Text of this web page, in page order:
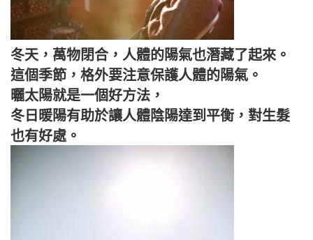
冬天，萬物閉合，人體的陽氣也潛藏了起來。
這個季節，格外要注意保護人體的陽氣。
曬太陽就是一個好方法，
冬日暖陽有助於讓人體陰陽達到平衡，對生髮
也有好處。